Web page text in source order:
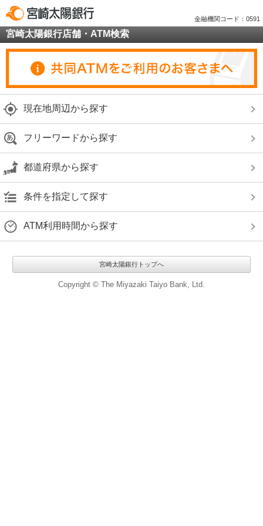
金融機関コード：0591
宮崎太陽銀行店舗・ATM検索
現在地周辺から探す
フリーワードから探す
都道府県から探す
条件を指定して探す
ATM利用時間から探す
宮崎太陽銀行トップへ
Copyright © The Miyazaki Taiyo Bank, Ltd.